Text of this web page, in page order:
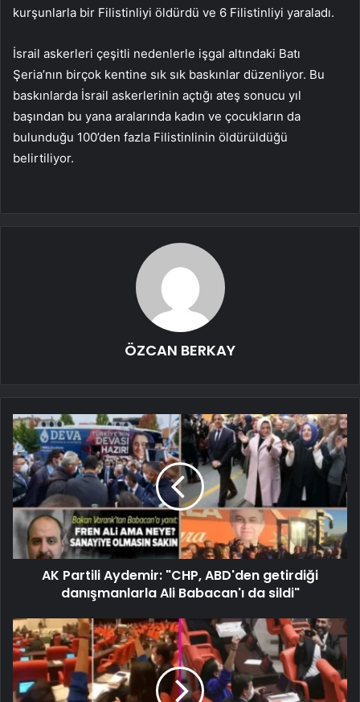
kurşunlarla bir Filistinliyi öldürdü ve 6 Filistinliyi yaraladı.
İsrail askerleri çeşitli nedenlerle işgal altındaki Batı
Şeria’nın birçok kentine sık sık baskınlar düzenliyor. Bu
baskınlarda İsrail askerlerinin açtığı ateş sonucu yıl
başından bu yana aralarında kadın ve çocukların da
bulunduğu 100’den fazla Filistinlinin öldürüldüğü
belirtiliyor.
ÖZCAN BERKAY
AK Partili Aydemir: "CHP, ABD'den getirdiği
danışmanlarla Ali Babacan'ı da sildi"